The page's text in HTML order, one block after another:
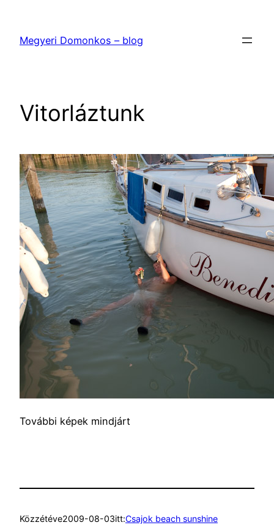
tartalomhoz
Megyeri Domonkos – blog
Vitorláztunk
További képek mindjárt
Közzétéve2009-08-03itt:Csajok beach sunshine